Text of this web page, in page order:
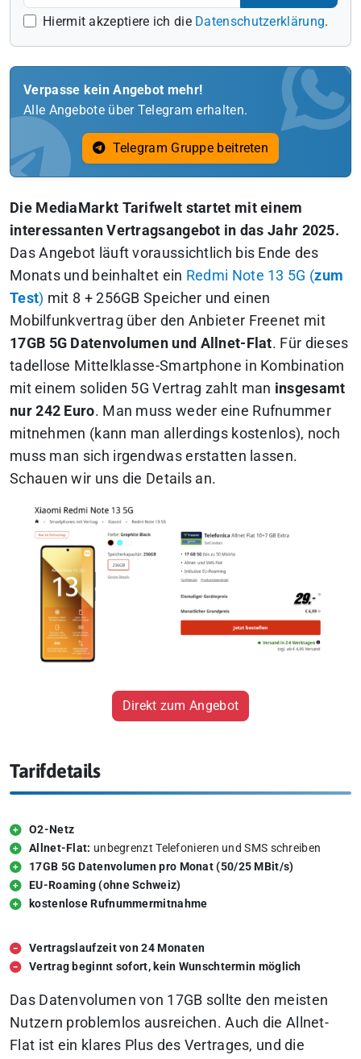
Hiermit akzeptiere ich die Datenschutzerklärung.
Verpasse kein Angebot mehr!
Alle Angebote über Telegram erhalten.
Telegram Gruppe beitreten
Die MediaMarkt Tarifwelt startet mit einem
interessanten Vertragsangebot in das Jahr 2025.
Das Angebot läuft voraussichtlich bis Ende des
Monats und beinhaltet ein Redmi Note 13 5G (zum
Test) mit 8 + 256GB Speicher und einen
Mobilfunkvertrag über den Anbieter Freenet mit
17GB 5G Datenvolumen und Allnet-Flat. Für dieses
tadellose Mittelklasse-Smartphone in Kombination
mit einem soliden 5G Vertrag zahlt man insgesamt
nur 242 Euro. Man muss weder eine Rufnummer
mitnehmen (kann man allerdings kostenlos), noch
muss man sich irgendwas erstatten lassen.
Schauen wir uns die Details an.
Direkt zum Angebot
Tarifdetails
O2-Netz
Allnet-Flat: unbegrenzt Telefonieren und SMS schreiben
17GB 5G Datenvolumen pro Monat (50/25 MBit/s)
EU-Roaming (ohne Schweiz)
kostenlose Rufnummermitnahme
Vertragslaufzeit von 24 Monaten
Vertrag beginnt sofort, kein Wunschtermin möglich
Das Datenvolumen von 17GB sollte den meisten
Nutzern problemlos ausreichen. Auch die Allnet-
Flat ist ein klares Plus des Vertrages, und die